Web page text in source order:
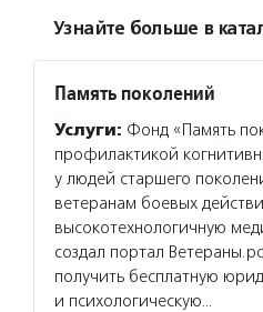
Узнайте больше в
Память поколений
Услуги: Фонд «Память
профилактикой
у людей старшего
ветеранам боевых
высокотехнологичную
создал портал
получить бесплатную
и психологическую…